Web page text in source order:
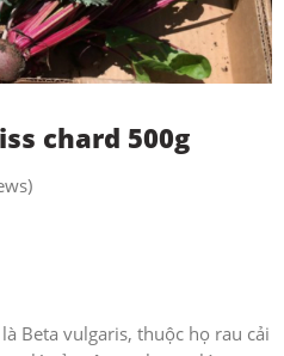
chard 500g
Beta vulgaris, thuộc họ rau cải